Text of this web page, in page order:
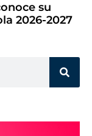
su
2026-2027